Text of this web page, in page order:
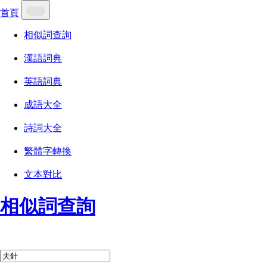
首頁
相似詞查詢
漢語詞典
英語詞典
成語大全
詩詞大全
繁體字轉換
文本對比
相似詞查詢